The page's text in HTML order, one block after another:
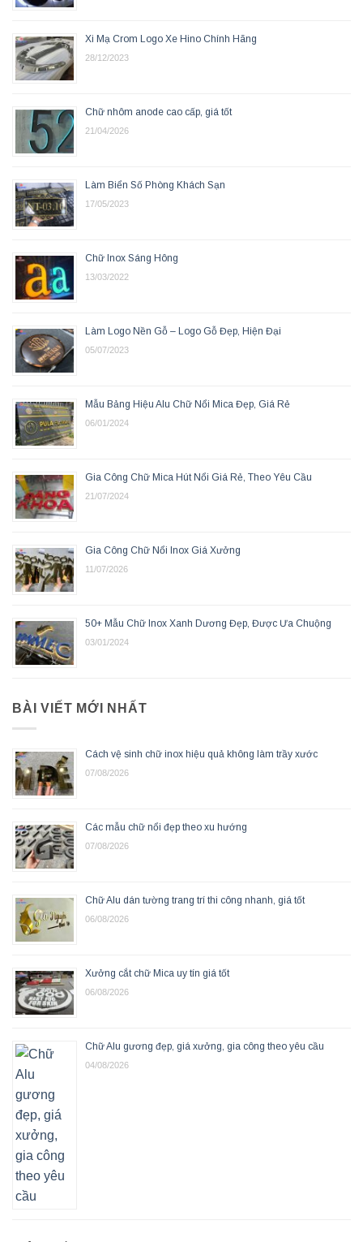
Xi Mạ Crom Logo Xe Hino Chính Hãng
28/12/2023
Chữ nhôm anode cao cấp, giá tốt
21/04/2026
Làm Biển Số Phòng Khách Sạn
17/05/2023
Chữ Inox Sáng Hông
13/03/2022
Làm Logo Nền Gỗ – Logo Gỗ Đẹp, Hiện Đại
05/07/2023
Mẫu Bảng Hiệu Alu Chữ Nổi Mica Đẹp, Giá Rẻ
06/01/2024
Gia Công Chữ Mica Hút Nổi Giá Rẻ, Theo Yêu Cầu
21/07/2024
Gia Công Chữ Nổi Inox Giá Xưởng
11/07/2026
50+ Mẫu Chữ Inox Xanh Dương Đẹp, Được Ưa Chuộng
03/01/2024
BÀI VIẾT MỚI NHẤT
Cách vệ sinh chữ inox hiệu quả không làm trầy xước
07/08/2026
Các mẫu chữ nổi đẹp theo xu hướng
07/08/2026
Chữ Alu dán tường trang trí thi công nhanh, giá tốt
06/08/2026
Xưởng cắt chữ Mica uy tín giá tốt
06/08/2026
Chữ Alu gương đẹp, giá xưởng, gia công theo yêu cầu
04/08/2026